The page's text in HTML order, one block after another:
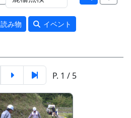
読み物 イベント
P. 1 / 5